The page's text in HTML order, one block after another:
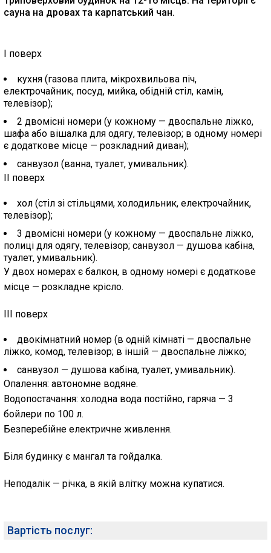
сауна на дровах та карпатський чан.
I поверх
кухня (газова плита, мікрохвильова піч,
електрочайник, посуд, мийка, обідній стіл, камін,
телевізор);
2 двомісні номери (у кожному — двоспальне ліжко,
шафа або вішалка для одягу, телевізор; в одному номері
є додаткове місце — розкладний диван);
санвузол (ванна, туалет, умивальник).
II поверх
хол (стіл зі стільцями, холодильник, електрочайник,
телевізор);
3 двомісні номери (у кожному — двоспальне ліжко,
полиці для одягу, телевізор; санвузол — душова кабіна,
туалет, умивальник).
У двох номерах є балкон, в одному номері є додаткове
місце — розкладне крісло.
III поверх
двокімнатний номер (в одній кімнаті — двоспальне
ліжко, комод, телевізор; в іншій — двоспальне ліжко;
санвузол — душова кабіна, туалет, умивальник).
Опалення: автономне водяне.
Водопостачання: холодна вода постійно, гаряча — 3
бойлери по 100 л.
Безперебійне електричне живлення.
Біля будинку є мангал та гойдалка.
Неподалік — річка, в якій влітку можна купатися.
Вартість послуг: